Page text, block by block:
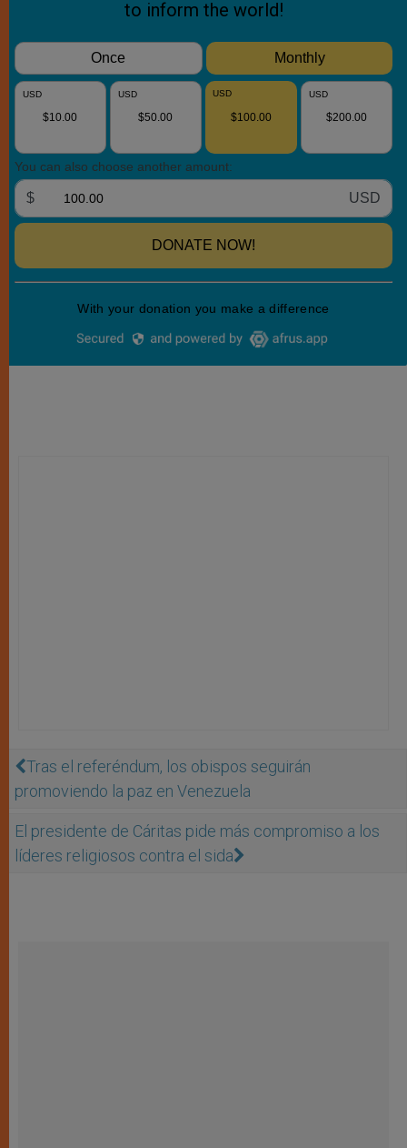
Tras el referéndum, los obispos seguirán
promoviendo la paz en Venezuela
El presidente de Cáritas pide más compromiso a los
líderes religiosos contra el sida